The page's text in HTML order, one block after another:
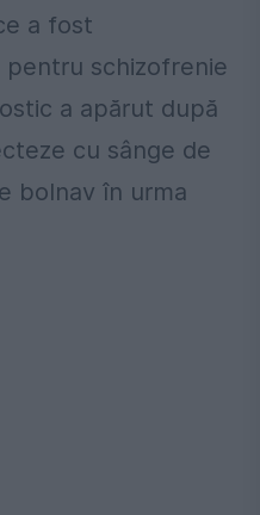
a fost
pentru schizofrenie
a apărut după
cu sânge de
bolnav în urma